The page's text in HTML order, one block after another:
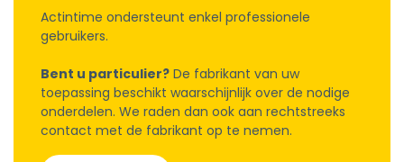
Actintime ondersteunt enkel professionele
gebruikers.
Bent u particulier? De fabrikant van uw
toepassing beschikt waarschijnlijk over de nodige
onderdelen. We raden dan ook aan rechtstreeks
contact met de fabrikant op te nemen.